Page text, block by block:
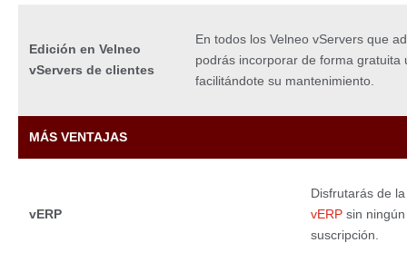
Edición en Velneo
vServers de clientes
En todos los Velneo vServers que
podrás incorporar de forma gratuita
facilitándote su mantenimiento.
MÁS VENTAJAS
vERP
Disfrutarás de
vERP sin
suscripción.